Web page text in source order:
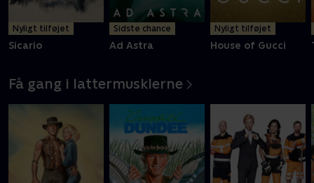
Nyligt tilføjet
Sicario
Sidste chance
Ad Astra
Nyligt tilføjet
House of Gucci
Få gang i lattermusklerne